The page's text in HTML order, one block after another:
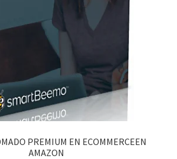
PREMIUM EN ECOMMERCEEN
AMAZON